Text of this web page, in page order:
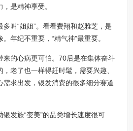
是精神享受。
叫“姐姐”。看看费翔和赵雅芝，是
年纪不重要，“精气神”最重要。
来的心病更可怕。70后是在集体奋斗
老了也一样得赶时髦，需要兴趣、
需求出发，银发消费的很多细分赛道
发族“变美”的品类增长速度很可